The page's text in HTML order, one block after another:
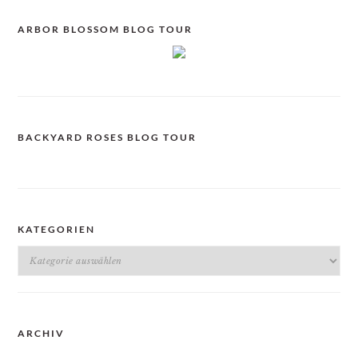
ARBOR BLOSSOM BLOG TOUR
BACKYARD ROSES BLOG TOUR
KATEGORIEN
Kategorien
ARCHIV